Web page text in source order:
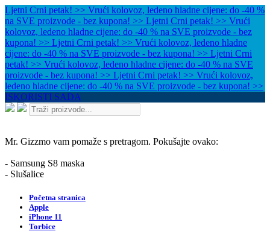
Ljetni Crni petak! >> Vrući kolovoz, ledeno hladne cijene: do -40 %
na SVE proizvode - bez kupona! >> Ljetni Crni petak! >> Vrući
kolovoz, ledeno hladne cijene: do -40 % na SVE proizvode - bez
kupona! >> Ljetni Crni petak! >> Vrući kolovoz, ledeno hladne
cijene: do -40 % na SVE proizvode - bez kupona! >> Ljetni Crni
petak! >> Vrući kolovoz, ledeno hladne cijene: do -40 % na SVE
proizvode - bez kupona! >> Ljetni Crni petak! >> Vrući kolovoz,
ledeno hladne cijene: do -40 % na SVE proizvode - bez kupona! >>
ISKORISTI SADA
Mr. Gizzmo vam pomaže s pretragom. Pokušajte ovako:
- Samsung S8 maska
- Slušalice
Početna stranica
Apple
iPhone 11
Torbice